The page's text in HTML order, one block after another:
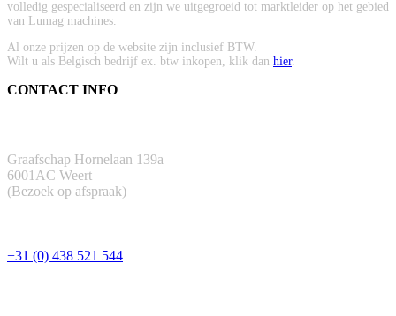
volledig gespecialiseerd en zijn we uitgegroeid tot marktleider op het gebied
van Lumag machines.
Al onze prijzen op de website zijn inclusief BTW.
Wilt u als Belgisch bedrijf ex. btw inkopen, klik dan hier.
CONTACT INFO
Graafschap Hornelaan 139a
6001AC Weert
(Bezoek op afspraak)
+31 (0) 438 521 544